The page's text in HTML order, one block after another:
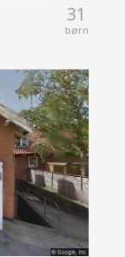
31
børn